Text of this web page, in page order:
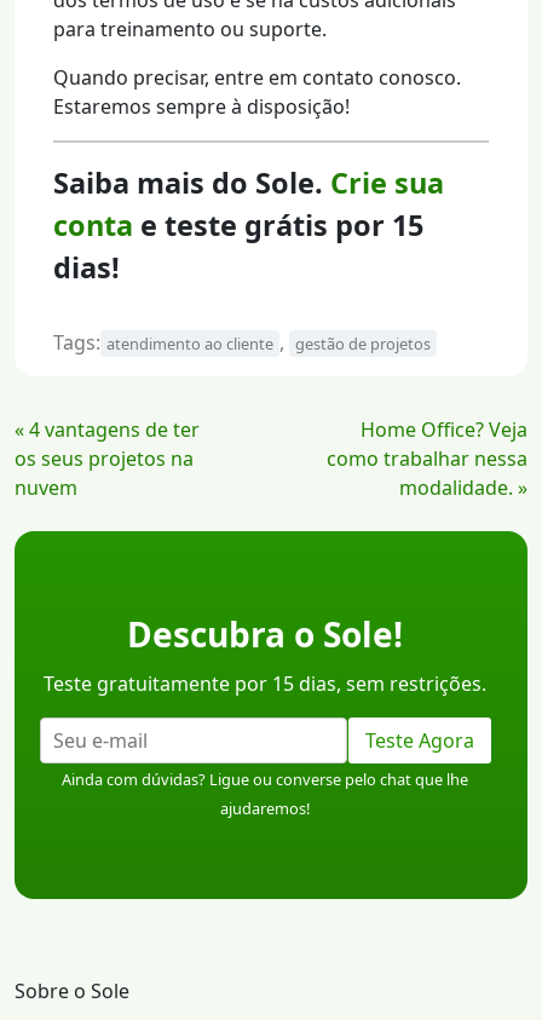
para treinamento ou suporte.
Quando precisar, entre em contato conosco.
Estaremos sempre à disposição!
Saiba mais do Sole. Crie sua
conta e teste grátis por 15
dias!
Tags: atendimento ao cliente , gestão de projetos
Continue
Lendo
« 4 vantagens de ter
os seus projetos na
nuvem
Home Office? Veja
como trabalhar nessa
modalidade. »
Descubra o Sole!
Teste gratuitamente por 15 dias, sem restrições.
Teste Agora
Ainda com dúvidas? Ligue ou converse pelo chat que lhe
ajudaremos!
Sobre o Sole